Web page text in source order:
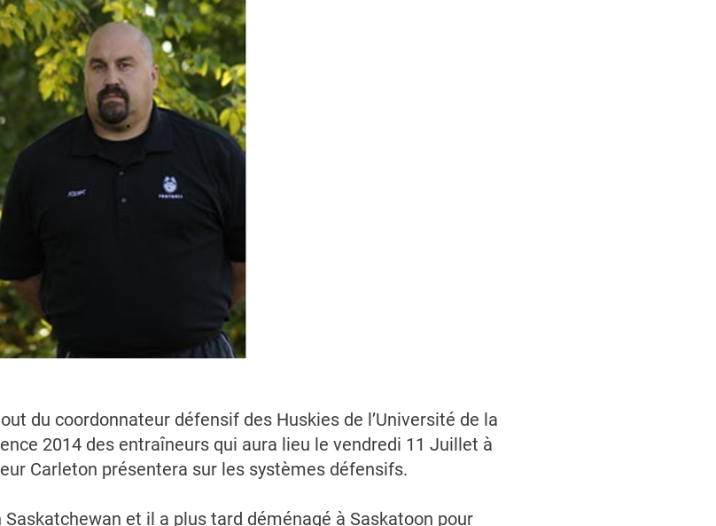
du coordonnateur défensif des Huskies de l’Université de la
2014 des entraîneurs qui aura lieu le vendredi 11 Juillet à
Carleton présentera sur les systèmes défensifs.
et il a plus tard déménagé à Saskatoon pour